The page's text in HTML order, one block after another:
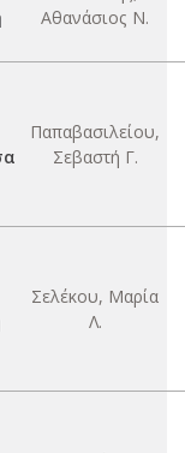
Αθανάσιος Ν.
Παπαβασιλείου,
Σεβαστή Γ.
Σελέκου, Μαρία
Λ.